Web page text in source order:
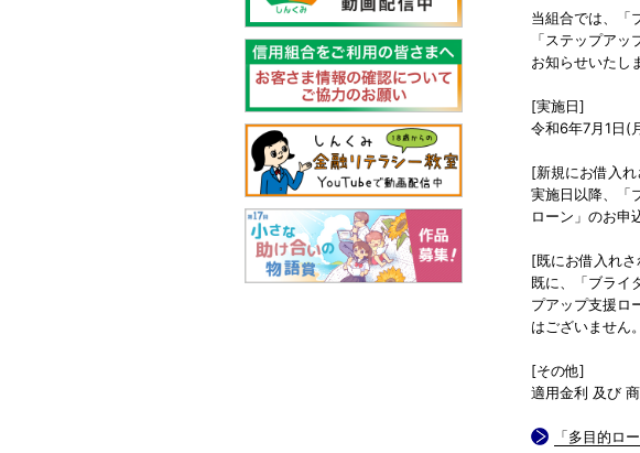
当組合では、「
「ステップア
お知らせいたし
[実施日]
令和6年7月1日(
[新規にお借入
実施日以降、「
ローン」のお申
[既にお借入れ
既に、「ブライ
プアップ支援ロ
はございません。
[その他]
適用金利 及び
「多目的ロ